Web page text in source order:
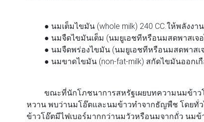
● นมเต็มไขมัน (whole milk) 240 CC.ให้พลังงา
● นมจืดไขมันเต็ม (นมยูเอชทีหรือนมสดพาสเจอไ
● นมจืดพร่องไขมัน (นมยูเอชทีหรือนมสดพาสเจอ
● นมขาดไขมัน (non-fat-milk) สกัดไขมันออกเกื
ขณะที่นักโภชนาการสหรัฐเผยบทความนมข้าวโ
หวาน พบว่านมโอ๊ตและนมข้าวทำจากธัญพืช โดยทั่
ข้าวโอ๊ตมีไฟเบอร์มากกว่านมวัวหรือนมจากถั่ว นม